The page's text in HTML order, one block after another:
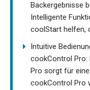
Backergebnisse
Intelligente
coolStart helfen,
Intuitive
cookControl Pro:
Pro sorgt für
cookControl Pro